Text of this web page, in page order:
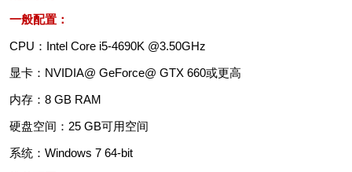
一般配置：
CPU：Intel Core i5-4690K @3.50GHz
显卡：NVIDIA@ GeForce@ GTX 660或更高
内存：8 GB RAM
硬盘空间：25 GB可用空间
系统：Windows 7 64-bit